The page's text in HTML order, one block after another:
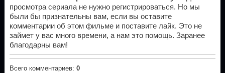
просмотра сериала не нужно регистрироваться. Но мы
были бы признательны вам, если вы оставите
комментарии об этом фильме и поставите лайк. Это не
займет у вас много времени, а нам это помощь. Заранее
благодарны вам!
Всего комментариев: 0